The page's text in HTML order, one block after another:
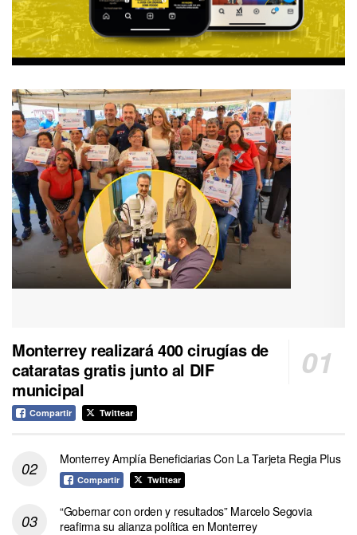
Monterrey realizará 400 cirugías de
cataratas gratis junto al DIF
municipal
Compartir Twittear
Monterrey Amplía Beneficiarias Con La Tarjeta Regia Plus
Compartir Twittear
“Gobernar con orden y resultados” Marcelo Segovia
reafirma su alianza política en Monterrey